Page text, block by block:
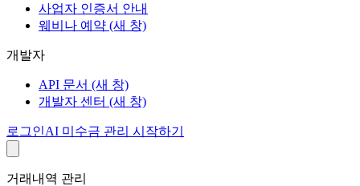
사업자 인증서 안내
웨비나 예약 (새 창)
개발자
API 문서 (새 창)
개발자 센터 (새 창)
로그인AI 미수금 관리 시작하기
거래내역 관리